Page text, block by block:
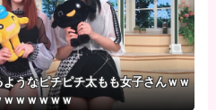
うなピチピチ太もも女子さんｗｗ
ｗｗｗｗｗ